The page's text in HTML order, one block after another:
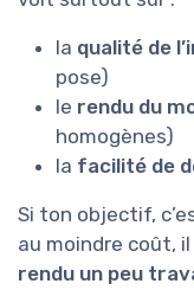
la qualité de
pose)
le rendu du
homogènes)
la facilité de
Si ton objectif,
au moindre coût,
rendu un peu